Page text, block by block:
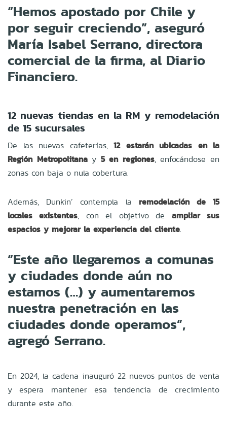
“Hemos apostado por Chile y
por seguir creciendo”, aseguró
María Isabel Serrano, directora
comercial de la firma, al Diario
Financiero.
12 nuevas tiendas en la RM y remodelación
de 15 sucursales
De las nuevas cafeterías, 12 estarán ubicadas en la
Región Metropolitanay 5 en regiones, enfocándose en
zonas con baja o nula cobertura.
Además, Dunkin’ contempla la remodelación de 15
locales existentes, con el objetivo de ampliar sus
espacios y mejorar la experiencia del cliente.
“Este año llegaremos a comunas
y ciudades donde aún no
estamos (…) y aumentaremos
nuestra penetración en las
ciudades donde operamos”,
agregó Serrano.
En 2024, la cadena inauguró 22 nuevos puntos de venta
y espera mantener esa tendencia de crecimiento
durante este año.